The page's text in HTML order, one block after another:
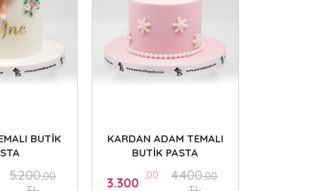
BUTİK
5.200,00
KARDAN ADAM TEMALI
BUTİK PASTA
3.300 ,00
4.400,00